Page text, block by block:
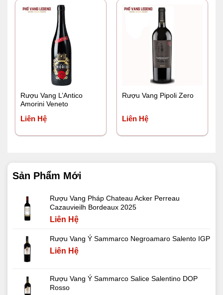
Sản Phẩm Mới
Rượu Vang Pháp Chateau Acker Perreau
Cazauvieilh Bordeaux 2025
Liên Hệ
Rượu Vang Ý Sammarco Negroamaro Salento IGP
Liên Hệ
Rượu Vang Ý Sammarco Salice Salentino DOP
Rosso
550.000 ₫.
Rượu Vang L’Antico
Amorini Veneto
Liên Hệ
Rượu Vang Pipoli Zero
Liên Hệ